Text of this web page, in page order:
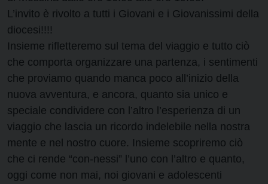
L’invito è rivolto a tutti i Giovani e i Giovanissimi della
diocesi!!!!
Insieme rifletteremo sul tema del viaggio e tutto ciò
che comporta organizzare una partenza, i sentimenti
che proviamo quando manca poco all’inizio della
nuova avventura, e ancora, quanto sia unico e
speciale condividere con l’altro l’esperienza di un
viaggio che lascia un ricordo indelebile nella nostra
mente e nel nostro cuore. Insieme scopriremo ciò
che ci rende “con-nessi” l’uno con l’altro e quanto,
oggi come non mai, noi giovani e adolescenti